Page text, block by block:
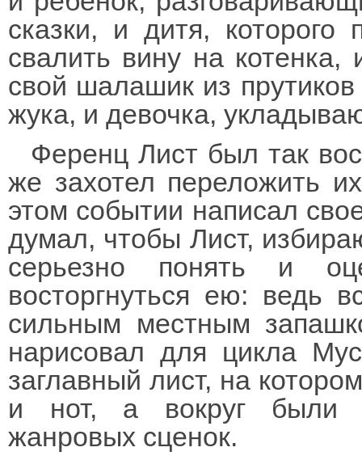
сказки, и дитя,
свалить вину на
свой шалашик из
жука, и девочка,
Ференц Лист был так
же захотел переложить
этом событии написал
думал, чтобы Лист,
серьезно понять и
восторгнуться ею: ведь
сильным местным
нарисовал для цикла
заглавный лист, на
и нот, а вокруг были
жанровых сценок.